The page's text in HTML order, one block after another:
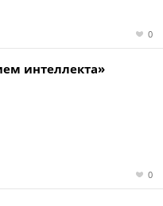
0
интеллекта»
0